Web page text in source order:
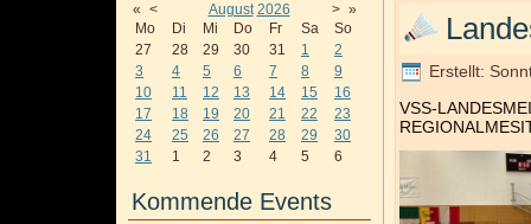
« < August 2026 > »
Mo
Di Mi Do Fr Sa
So
27
28 29 30 31 1
2
3
4 5 6 7 8
9
10
11 12 13 14 15
16
17
18 19 20 21 22
23
24
25 26 27 28 29
30
31
1 2 3 4 5 6
Kommende Events
Erstellt:
VSS-